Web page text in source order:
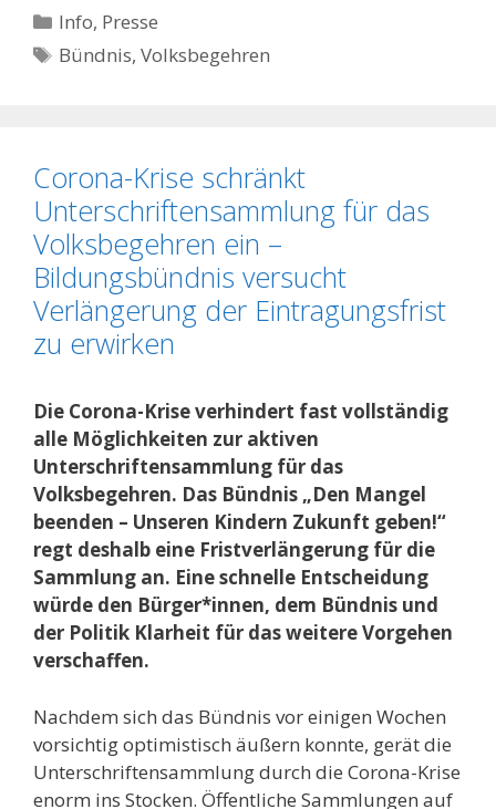
Kategorien
Info, Presse
Schlagwörter
Bündnis,Volksbegehren
Corona-Krise schränkt
Unterschriftensammlung für das
Volksbegehren ein –
Bildungsbündnis versucht
Verlängerung der Eintragungsfrist
zu erwirken
Die Corona-Krise verhindert fast vollständig
alle Möglichkeiten zur aktiven
Unterschriftensammlung für das
Volksbegehren. Das Bündnis „Den Mangel
beenden – Unseren Kindern Zukunft geben!“
regt deshalb eine Fristverlängerung für die
Sammlung an. Eine schnelle Entscheidung
würde den Bürger*innen, dem Bündnis und
der Politik Klarheit für das weitere Vorgehen
verschaffen.
Nachdem sich das Bündnis vor einigen Wochen
vorsichtig optimistisch äußern konnte, gerät die
Unterschriftensammlung durch die Corona-Krise
enorm ins Stocken. Öffentliche Sammlungen auf